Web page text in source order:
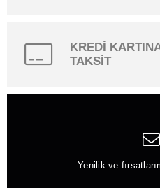
KREDİ
TAKSİT
Yenilik ve